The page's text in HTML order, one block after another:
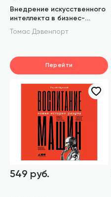
Внедрение искусственного
интеллекта в бизнес-
практику: Преимущества и
сложности
Томас Дэвенпорт
Перейти
549 руб.